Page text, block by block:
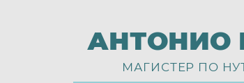
АНТОНИО
МАГИСТЕР ПО